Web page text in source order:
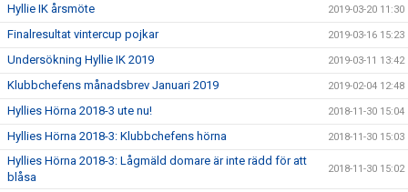
Hyllie IK årsmöte 2019-03-20 11:30
Finalresultat vintercup pojkar 2019-03-16 15:23
Undersökning Hyllie IK 2019 2019-03-11 13:42
Klubbchefens månadsbrev Januari 2019 2019-02-04 12:48
Hyllies Hörna 2018-3 ute nu! 2018-11-30 15:04
Hyllies Hörna 2018-3: Klubbchefens hörna 2018-11-30 15:03
Hyllies Hörna 2018-3: Lågmäld domare är inte rädd för att
blåsa
2018-11-30 15:02